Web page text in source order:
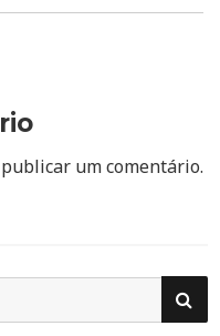
um comentário.